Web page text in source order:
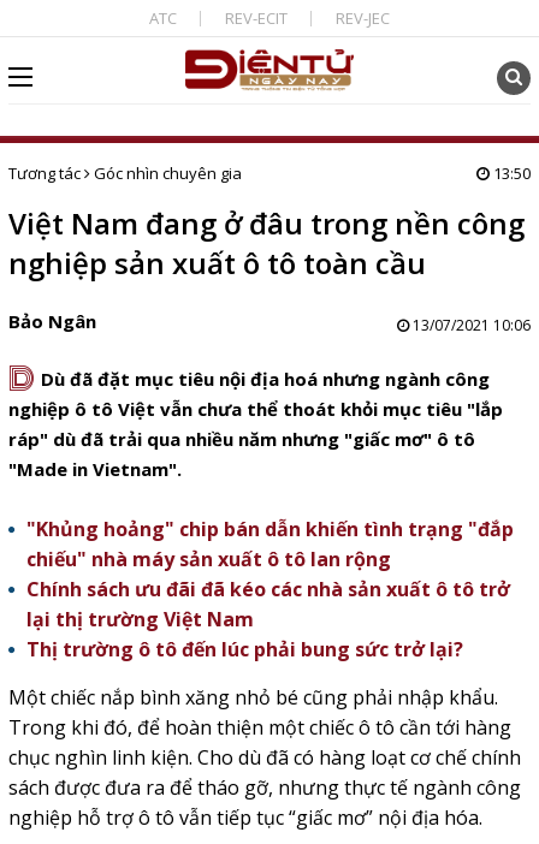
ATC REV-ECIT REV-JEC
Tương tác Góc nhìn chuyên gia 13:50
Việt Nam đang ở đâu trong nền công
nghiệp sản xuất ô tô toàn cầu
Bảo Ngân 13/07/2021 10:06
D Dù đã đặt mục tiêu nội địa hoá nhưng ngành công
nghiệp ô tô Việt vẫn chưa thể thoát khỏi mục tiêu "lắp
ráp" dù đã trải qua nhiều năm nhưng "giấc mơ" ô tô
"Made in Vietnam".
"Khủng hoảng" chip bán dẫn khiến tình trạng "đắp
chiếu" nhà máy sản xuất ô tô lan rộng
Chính sách ưu đãi đã kéo các nhà sản xuất ô tô trở
lại thị trường Việt Nam
Thị trường ô tô đến lúc phải bung sức trở lại?
Một chiếc nắp bình xăng nhỏ bé cũng phải nhập khẩu.
Trong khi đó, để hoàn thiện một chiếc ô tô cần tới hàng
chục nghìn linh kiện. Cho dù đã có hàng loạt cơ chế chính
sách được đưa ra để tháo gỡ, nhưng thực tế ngành công
nghiệp hỗ trợ ô tô vẫn tiếp tục “giấc mơ” nội địa hóa.